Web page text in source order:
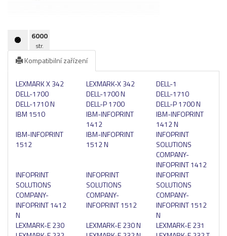
6000
str.
Kompatibilní zařízení
LEXMARK X 342 LEXMARK-X 342
DELL-1
DELL-1700
DELL-1700 N
DELL-1710
DELL-1710 N
DELL-P 1700
DELL-P 1700 N
IBM 1510
IBM-INFOPRINT
1412
IBM-INFOPRINT
1412 N
IBM-INFOPRINT
1512
IBM-INFOPRINT
1512 N
INFOPRINT
SOLUTIONS
COMPANY-
INFOPRINT 1412
INFOPRINT
SOLUTIONS
COMPANY-
INFOPRINT 1412
N
INFOPRINT
SOLUTIONS
COMPANY-
INFOPRINT 1512
INFOPRINT
SOLUTIONS
COMPANY-
INFOPRINT 1512
N
LEXMARK-E 230
LEXMARK-E 230 N
LEXMARK-E 231